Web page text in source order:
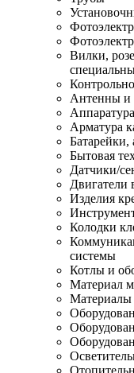
Вилки,
Антенны и
Арматура
Батарейки,
Бытовая
Датчики/
Двигатели
Изделия
Колодки
системы
Котлы и
Материал
Материалы